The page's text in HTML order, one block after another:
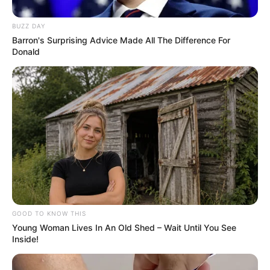
motocicletas aos Agentes de Saúde da
visitas que nunca aconteceram.
Terceiro lote da restituição do IR paga R$
4,61 bilhões para 2,7 milhões de
contribuintes.
Motos e bicicletas para ACS e ACE: veja o
passo a passo para conseguir o benefício.
PLP 185 continua travado na Câmara dos
Deputados por erro em seu texto.
BUZZ DAY
Barron's Surprising Advice Made All The Difference For
Donald
GOOD TO KNOW THIS
Young Woman Lives In An Old Shed – Wait Until You See
Inside!